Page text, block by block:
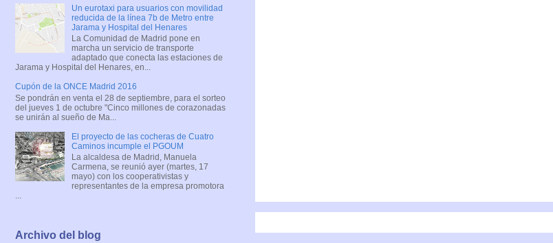
Un eurotaxi para usuarios con movilidad
reducida de la línea 7b de Metro entre
Jarama y Hospital del Henares
La Comunidad de Madrid pone en
marcha un servicio de transporte
adaptado que conecta las estaciones de
Jarama y Hospital del Henares, en...
Cupón de la ONCE Madrid 2016
Se pondrán en venta el 28 de septiembre, para el sorteo
del jueves 1 de octubre "Cinco millones de corazonadas
se unirán al sueño de Ma...
El proyecto de las cocheras de Cuatro
Caminos incumple el PGOUM
La alcaldesa de Madrid, Manuela
Carmena, se reunió ayer (martes, 17
mayo) con los cooperativistas y
representantes de la empresa promotora
...
Archivo del blog